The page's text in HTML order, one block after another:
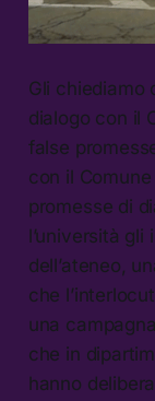
Gli chiediamo
dialogo con il
false
con il
promesse di
l’università
dell’ateneo,
che
una
che in
hanno